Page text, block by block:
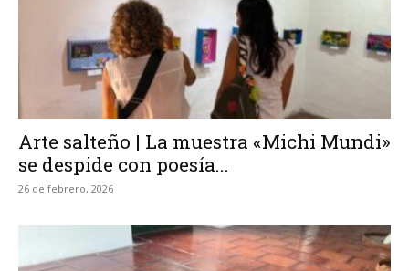
Arte salteño | La muestra «Michi Mundi»
se despide con poesía...
26 de febrero, 2026